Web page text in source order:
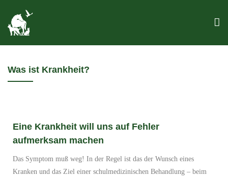
Was ist Krankheit?
Eine Krankheit will uns auf Fehler
aufmerksam machen
Das Symptom muß weg! In der Regel ist das der Wunsch eines
Kranken und das Ziel einer schulmedizinischen Behandlung – beim